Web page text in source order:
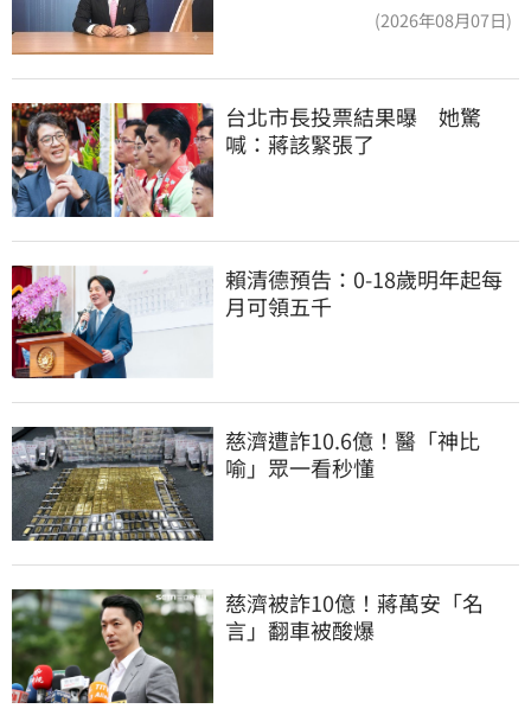
(2026年08月07日)
台北市長投票結果曝　她驚
喊：蔣該緊張了
賴清德預告：0-18歲明年起每
月可領五千
慈濟遭詐10.6億！醫「神比
喻」眾一看秒懂
慈濟被詐10億！蔣萬安「名
言」翻車被酸爆